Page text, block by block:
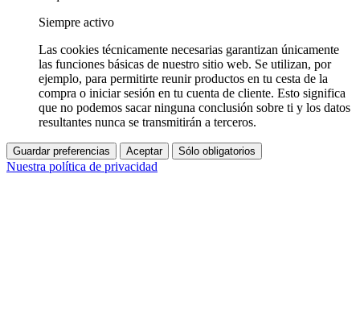
Siempre activo
Las cookies técnicamente necesarias garantizan únicamente
las funciones básicas de nuestro sitio web. Se utilizan, por
ejemplo, para permitirte reunir productos en tu cesta de la
compra o iniciar sesión en tu cuenta de cliente. Esto significa
que no podemos sacar ninguna conclusión sobre ti y los datos
resultantes nunca se transmitirán a terceros.
Guardar preferencias Aceptar Sólo obligatorios
Nuestra política de privacidad